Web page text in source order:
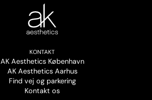
KONTAKT
AK Aesthetics København
AK Aesthetics Aarhus
Find vej og parkering
Kontakt os